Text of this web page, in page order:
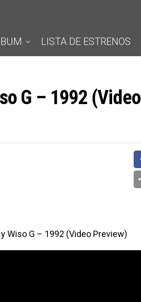
LISTA DE ESTRENOS
G – 1992 (Video
Wiso G – 1992 (Video Preview)